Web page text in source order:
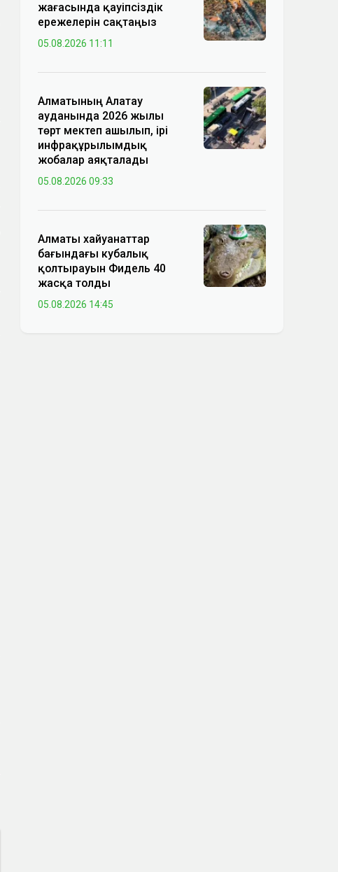
жағасында қауіпсіздік
ережелерін сақтаңыз
05.08.2026 11:11
Алматының Алатау
ауданында 2026 жылы
төрт мектеп ашылып, ірі
инфрақұрылымдық
жобалар аяқталады
05.08.2026 09:33
Алматы хайуанаттар
бағындағы кубалық
қолтырауын Фидель 40
жасқа толды
05.08.2026 14:45